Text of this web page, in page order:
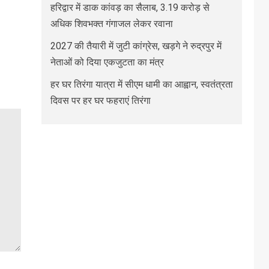
हरिद्वार में डाक कांवड़ का सैलाब, 3.19 करोड़ से
अधिक शिवभक्त गंगाजल लेकर रवाना
2027 की तैयारी में जुटी कांग्रेस, खड़गे ने रुद्रपुर में
नेताओं को दिया एकजुटता का मंत्र
हर घर तिरंगा यात्रा में सीएम धामी का आह्वान, स्वतंत्रता
दिवस पर हर घर फहराएं तिरंगा